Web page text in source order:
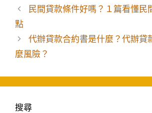
類
民間貸款條件好嗎？１篇看懂民
點
代辦貸款合約書是什麼？代辦貸
麼風險？
搜尋